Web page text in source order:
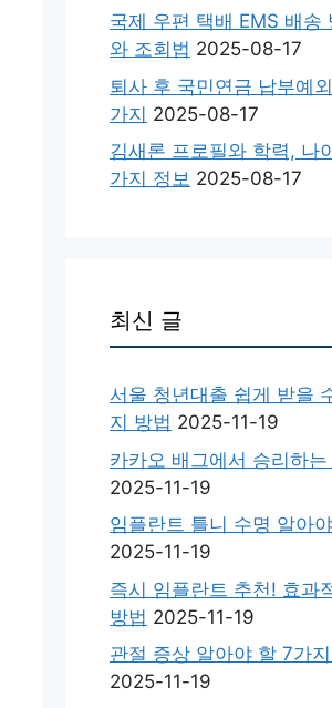
국제 우편 택배 EMS 배송
와 조회법 2025-08-17
퇴사 후 국민연금 납부예
가지 2025-08-17
김새론 프로필와 학력, 나
가지 정보 2025-08-17
최신 글
서울 청년대출 쉽게 받을
지 방법 2025-11-19
카카오 배그에서 승리하
2025-11-19
임플란트 틀니 수명 알아
2025-11-19
즉시 임플란트 추천! 효과
방법 2025-11-19
관절 증상 알아야 할 7가
2025-11-19